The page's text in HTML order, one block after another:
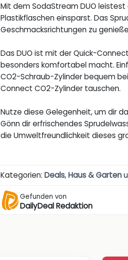
Mit dem SodaStream DUO
Plastikflaschen einsparst. Das
Geschmacksrichtungen zu
Das DUO ist mit der Quick-
besonders komfortabel macht.
CO2-Schraub-Zylinder bequem
Connect CO2-Zylinder tauschen.
Nutze diese Gelegenheit, um dir
Gönn dir erfrischendes
die Umweltfreundlichkeit dieses
Kategorien:Deals,Haus & Garten
Gefunden von
DailyDeal Redaktion